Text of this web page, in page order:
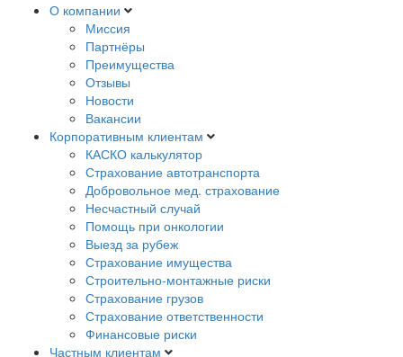
О компании
Миссия
Партнёры
Преимущества
Отзывы
Новости
Вакансии
Корпоративным клиентам
КАСКО калькулятор
Страхование автотранспорта
Добровольное мед. страхование
Несчастный случай
Помощь при онкологии
Выезд за рубеж
Страхование имущества
Строительно-монтажные риски
Страхование грузов
Страхование ответственности
Финансовые риски
Частным клиентам